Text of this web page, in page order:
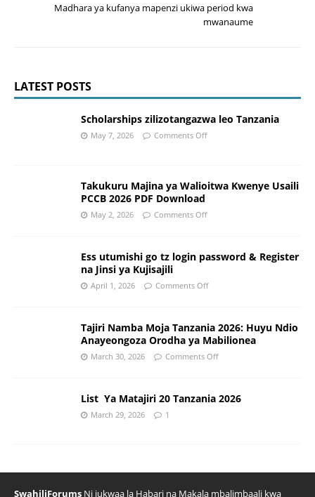
Madhara ya kufanya mapenzi ukiwa period kwa
mwanaume
LATEST POSTS
Scholarships zilizotangazwa leo Tanzania
May 7, 2026 Comments Off
Takukuru Majina ya Walioitwa Kwenye Usaili
PCCB 2026 PDF Download
May 2, 2026 Comments Off
Ess utumishi go tz login password & Register
na Jinsi ya Kujisajili
April 1, 2026 Comments Off
Tajiri Namba Moja Tanzania 2026: Huyu Ndio
Anayeongoza Orodha ya Mabilionea
March 30, 2026 Comments Off
List Ya Matajiri 20 Tanzania 2026
March 29, 2026 1
SwahiliForums Ni jukwaa la Habari na Makala mbalimbaali kwa